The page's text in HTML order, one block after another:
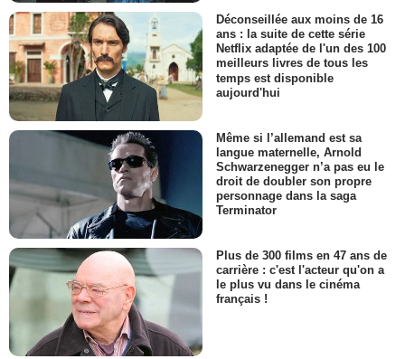
Déconseillée aux moins de 16
ans : la suite de cette série
Netflix adaptée de l'un des 100
meilleurs livres de tous les
temps est disponible
aujourd'hui
Même si l’allemand est sa
langue maternelle, Arnold
Schwarzenegger n’a pas eu le
droit de doubler son propre
personnage dans la saga
Terminator
Plus de 300 films en 47 ans de
carrière : c'est l'acteur qu'on a
le plus vu dans le cinéma
français !